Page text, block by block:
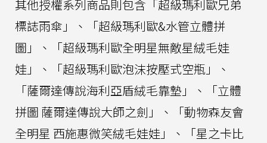
其他授權系列商品則包含「超級瑪利歐兄弟
標誌雨傘」、「超級瑪利歐&水管立體拼
圖」、「超級瑪利歐全明星無敵星絨毛娃
娃」、「超級瑪利歐泡沫按壓式空瓶」、
「薩爾達傳說海利亞盾絨毛靠墊」、「立體
拼圖 薩爾達傳說大師之劍」、「動物森友會
全明星 西施惠微笑絨毛娃娃」、「星之卡比